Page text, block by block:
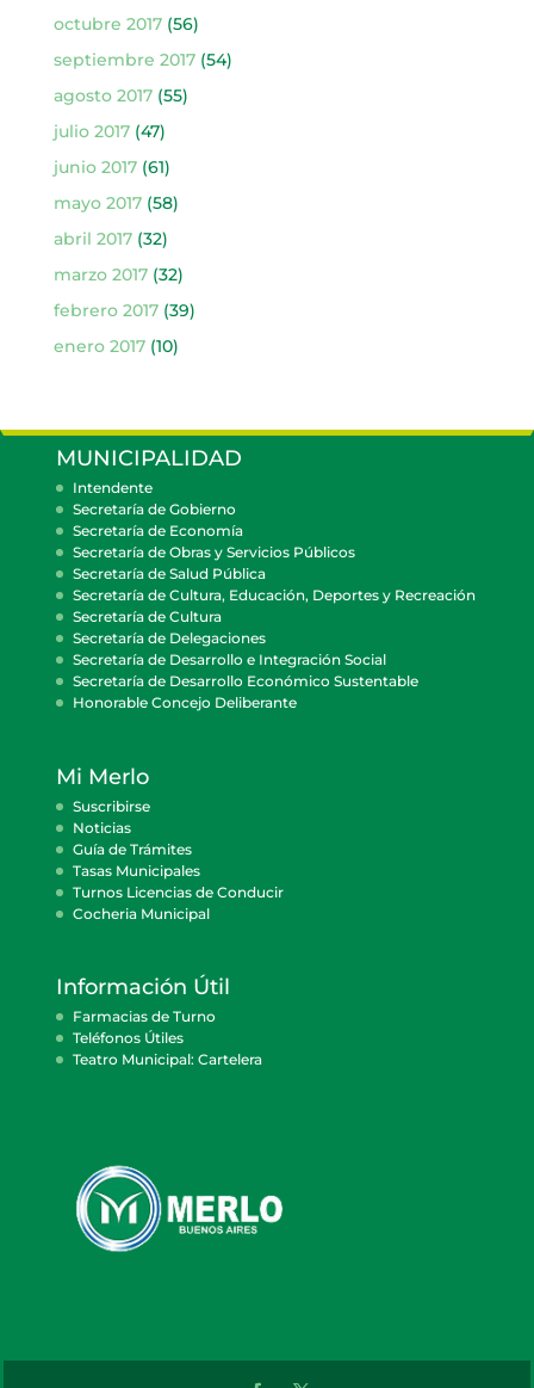
octubre 2017(56)
septiembre 2017(54)
agosto 2017(55)
julio 2017(47)
junio 2017(61)
mayo 2017(58)
abril 2017(32)
marzo 2017(32)
febrero 2017(39)
enero 2017(10)
MUNICIPALIDAD
Intendente
Secretaría de Gobierno
Secretaría de Economía
Secretaría de Obras y Servicios Públicos
Secretaría de Salud Pública
Secretaría de Cultura, Educación, Deportes y Recreación
Secretaría de Cultura
Secretaría de Delegaciones
Secretaría de Desarrollo e Integración Social
Secretaría de Desarrollo Económico Sustentable
Honorable Concejo Deliberante
Mi Merlo
Suscribirse
Noticias
Guía de Trámites
Tasas Municipales
Turnos Licencias de Conducir
Cocheria Municipal
Información Útil
Farmacias de Turno
Teléfonos Útiles
Teatro Municipal: Cartelera